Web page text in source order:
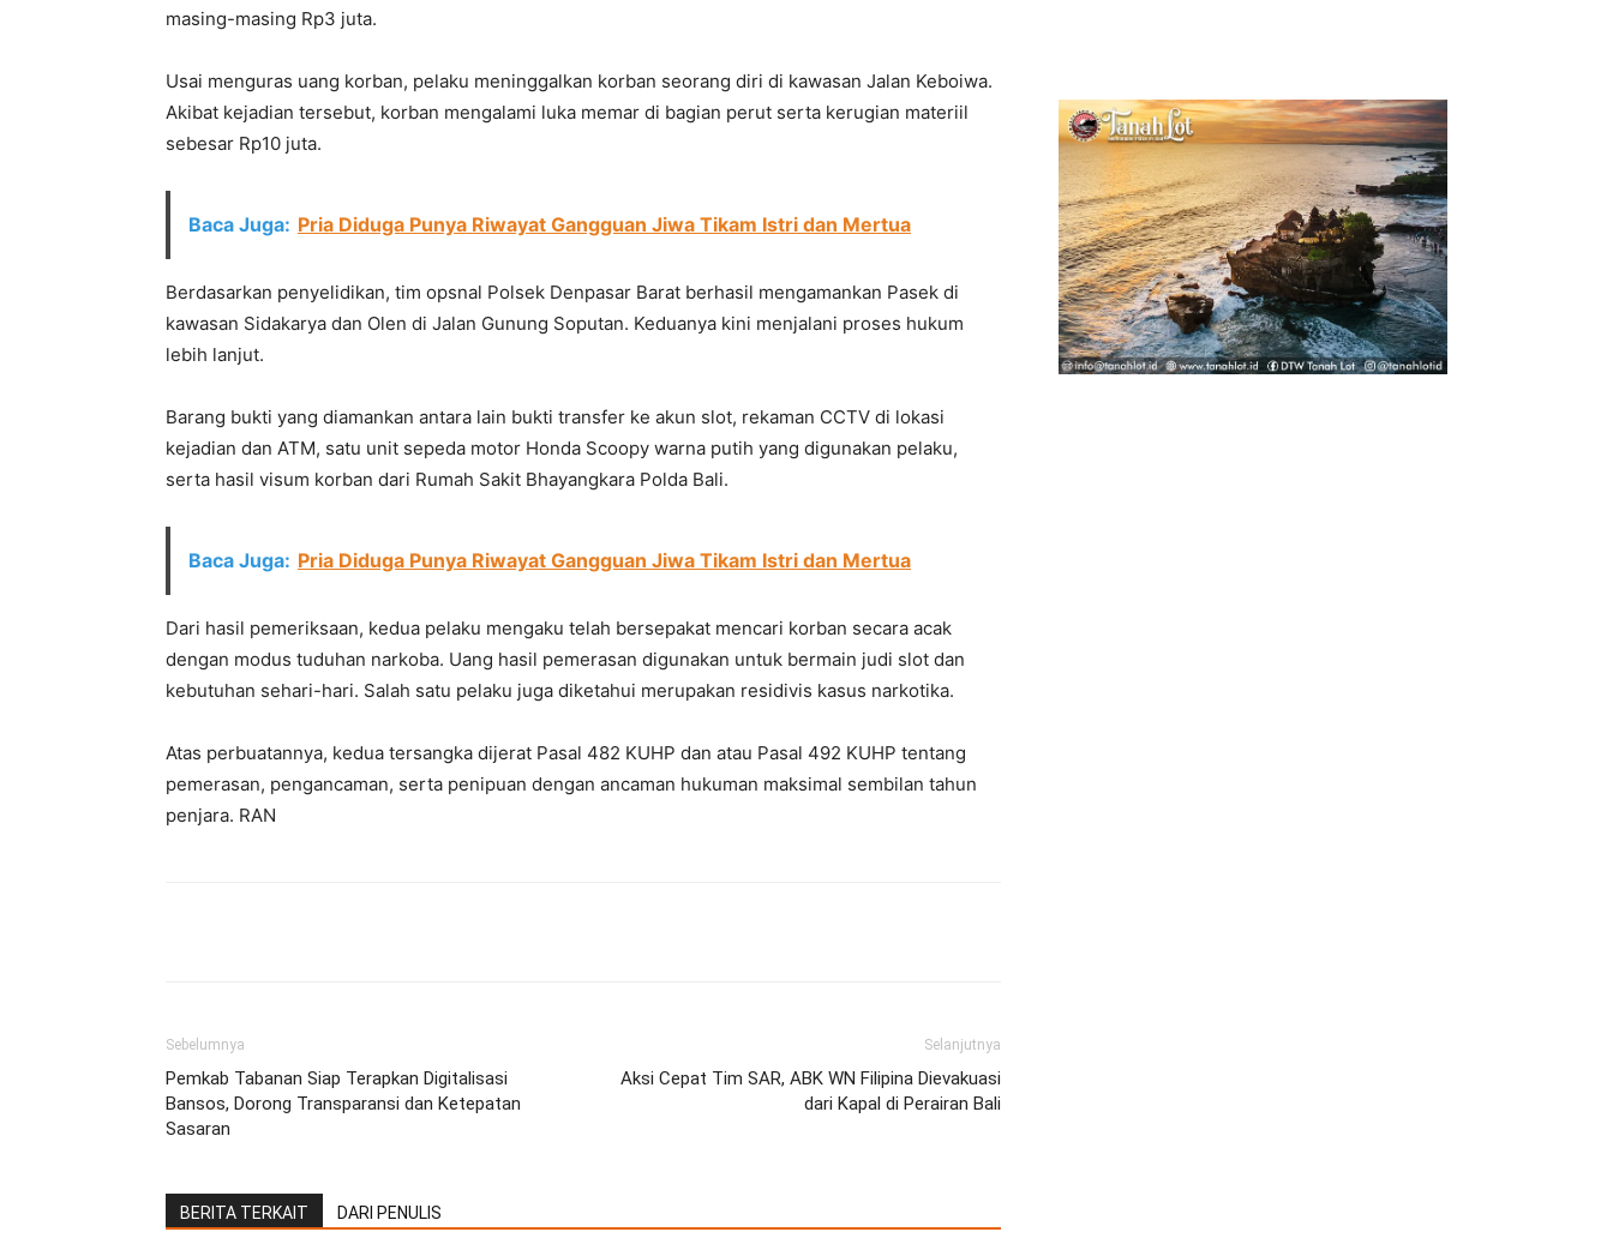
masing-masing Rp3 juta.
Usai menguras uang korban, pelaku meninggalkan korban seorang diri di kawasan Jalan Keboiwa.
Akibat kejadian tersebut, korban mengalami luka memar di bagian perut serta kerugian materiil
sebesar Rp10 juta.
Baca Juga: Pria Diduga Punya Riwayat Gangguan Jiwa Tikam Istri dan Mertua
Berdasarkan penyelidikan, tim opsnal Polsek Denpasar Barat berhasil mengamankan Pasek di
kawasan Sidakarya dan Olen di Jalan Gunung Soputan. Keduanya kini menjalani proses hukum
lebih lanjut.
Barang bukti yang diamankan antara lain bukti transfer ke akun slot, rekaman CCTV di lokasi
kejadian dan ATM, satu unit sepeda motor Honda Scoopy warna putih yang digunakan pelaku,
serta hasil visum korban dari Rumah Sakit Bhayangkara Polda Bali.
Baca Juga: Pria Diduga Punya Riwayat Gangguan Jiwa Tikam Istri dan Mertua
Dari hasil pemeriksaan, kedua pelaku mengaku telah bersepakat mencari korban secara acak
dengan modus tuduhan narkoba. Uang hasil pemerasan digunakan untuk bermain judi slot dan
kebutuhan sehari-hari. Salah satu pelaku juga diketahui merupakan residivis kasus narkotika.
Atas perbuatannya, kedua tersangka dijerat Pasal 482 KUHP dan atau Pasal 492 KUHP tentang
pemerasan, pengancaman, serta penipuan dengan ancaman hukuman maksimal sembilan tahun
penjara. RAN
Sebelumnya
Pemkab Tabanan Siap Terapkan Digitalisasi
Bansos, Dorong Transparansi dan Ketepatan
Sasaran
Selanjutnya
Aksi Cepat Tim SAR, ABK WN Filipina Dievakuasi
dari Kapal di Perairan Bali
BERITA TERKAIT DARI PENULIS